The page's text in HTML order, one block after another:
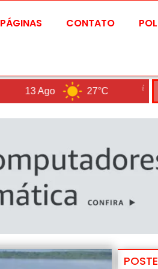
PÁGINAS CONTATO
27°C